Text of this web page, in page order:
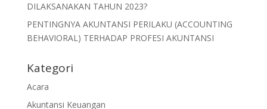
DILAKSANAKAN TAHUN 2023?
PENTINGNYA AKUNTANSI PERILAKU (ACCOUNTING
BEHAVIORAL) TERHADAP PROFESI AKUNTANSI
Kategori
Acara
Akuntansi Keuangan